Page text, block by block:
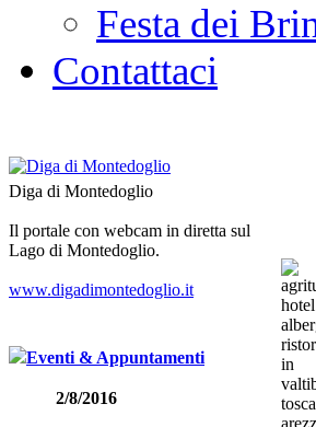
Festa dei
Contattaci
Diga di Montedoglio
Il portale con webcam in diretta sul
Lago di Montedoglio.
www.digadimontedoglio.it
Eventi & Appuntamenti
2/8/2016